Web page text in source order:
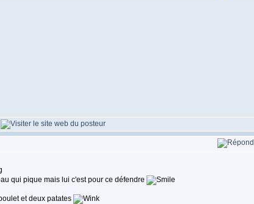
qui pique mais lui c'est pour ce défendre
et deux patates